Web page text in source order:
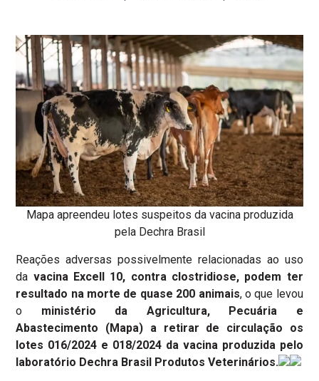
Mapa apreendeu lotes suspeitos da vacina produzida
pela Dechra Brasil
Reações adversas possivelmente relacionadas ao uso
da vacina Excell 10, contra clostridiose, podem ter
resultado na morte de quase 200 animais, o que levou
o ministério da Agricultura, Pecuária e
Abastecimento (Mapa) a retirar de circulação os
lotes 016/2024 e 018/2024 da vacina produzida pelo
laboratório Dechra Brasil Produtos Veterinários.